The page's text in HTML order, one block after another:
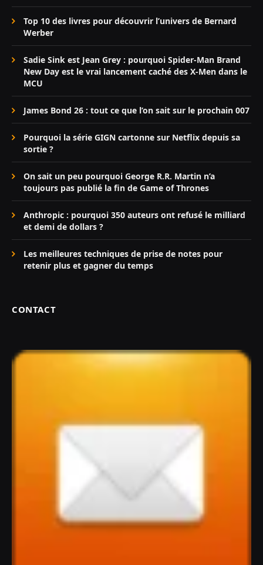
Top 10 des livres pour découvrir l’univers de Bernard
Werber
Sadie Sink est Jean Grey : pourquoi Spider-Man Brand
New Day est le vrai lancement caché des X-Men dans le
MCU
James Bond 26 : tout ce que l’on sait sur le prochain 007
Pourquoi la série GIGN cartonne sur Netflix depuis sa
sortie ?
On sait un peu pourquoi George R.R. Martin n’a
toujours pas publié la fin de Game of Thrones
Anthropic : pourquoi 350 auteurs ont refusé le milliard
et demi de dollars ?
Les meilleures techniques de prise de notes pour
retenir plus et gagner du temps
CONTACT